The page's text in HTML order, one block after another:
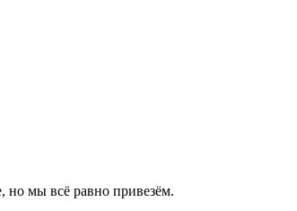
но мы всё равно привезём.